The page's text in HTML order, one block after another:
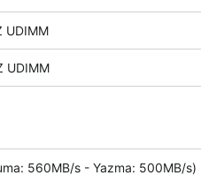
UDIMM
UDIMM
560MB/s - Yazma: 500MB/s)